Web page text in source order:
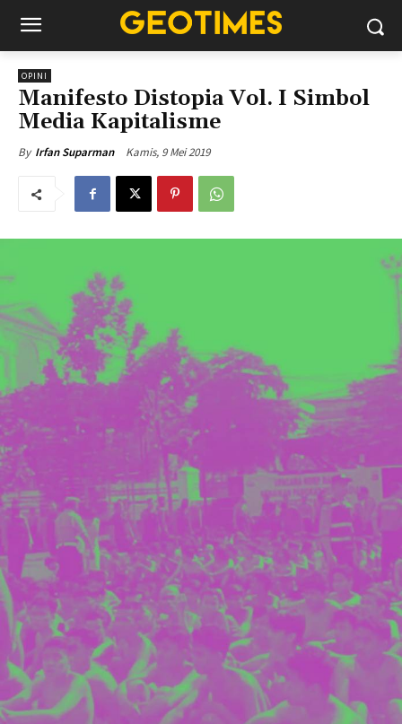
OPINI
Manifesto Distopia Vol. I Simbol
Media Kapitalisme
By Irfan Suparman Kamis, 9 Mei 2019